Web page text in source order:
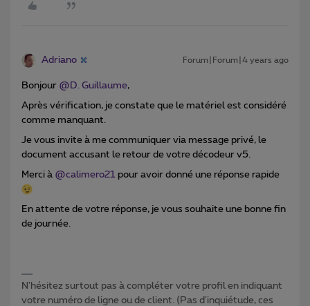
Adriano Forum|Forum|4 years ago
Bonjour @D. Guillaume,
Après vérification, je constate que le matériel est considéré
comme manquant.
Je vous invite à me communiquer via message privé, le
document accusant le retour de votre décodeur v5.
Merci à @calimero21 pour avoir donné une réponse rapide
En attente de votre réponse, je vous souhaite une bonne fin
de journée.
N'hésitez surtout pas à compléter votre profil en indiquant
votre numéro de ligne ou de client. (Pas d'inquiétude, ces